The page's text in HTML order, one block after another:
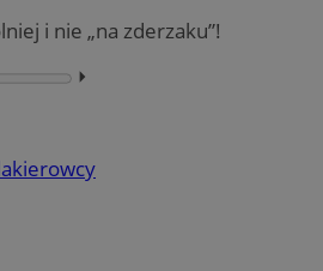
i nie „na zderzaku”!
⏵︎
kierowcy